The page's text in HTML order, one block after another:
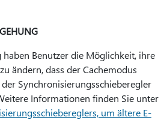
Benutzer die Möglichkeit, ihre
ändern, dass der Cachemodus
Synchronisierungsschieberegler
Informationen finden Sie unter
um ältere E-